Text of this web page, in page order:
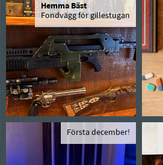
Hemma Bäst
Fondvägg för gillestugan
Första december!